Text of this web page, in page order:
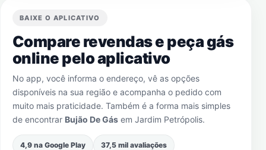
BAIXE O APLICATIVO
Compare revendas e peça gás
online pelo aplicativo
No app, você informa o endereço, vê as opções
disponíveis na sua região e acompanha o pedido com
muito mais praticidade. Também é a forma mais simples
de encontrar Bujão De Gás em Jardim Petrópolis.
4,9 na Google Play 37,5 mil avaliações